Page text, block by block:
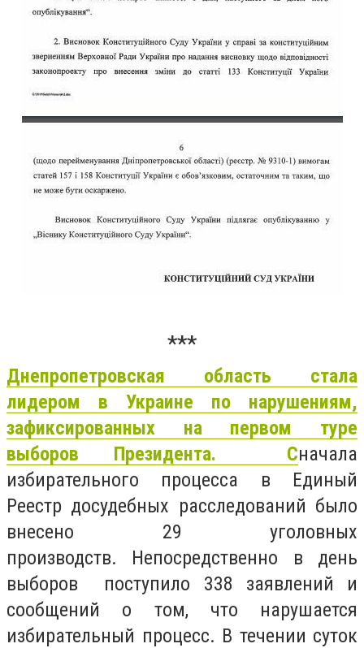
***
Днепропетровская область стала
лидером в Украине по нарушениям,
зафиксированных на первом туре
выборов Президента. Сначала
избирательного процесса в Единый
Реестр досудебных расследований было
внесено 29 уголовных
производств. Непосредственно в день
выборов поступило 338 заявлений и
сообщений о том, что нарушается
избирательный процесс. В течении суток